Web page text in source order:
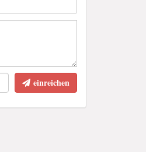
einreichen